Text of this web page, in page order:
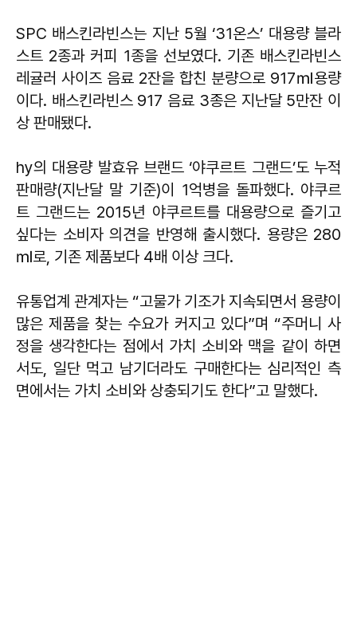
SPC 배스킨라빈스는 지난 5월 ‘31온스’ 대용량 블라
스트 2종과 커피 1종을 선보였다. 기존 배스킨라빈스
레귤러 사이즈 음료 2잔을 합친 분량으로 917㎖용량
이다. 배스킨라빈스 917 음료 3종은 지난달 5만잔 이
상 판매됐다.
hy의 대용량 발효유 브랜드 ‘야쿠르트 그랜드’도 누적
판매량(지난달 말 기준)이 1억병을 돌파했다. 야쿠르
트 그랜드는 2015년 야쿠르트를 대용량으로 즐기고
싶다는 소비자 의견을 반영해 출시했다. 용량은 280
㎖로, 기존 제품보다 4배 이상 크다.
유통업계 관계자는 “고물가 기조가 지속되면서 용량이
많은 제품을 찾는 수요가 커지고 있다”며 “주머니 사
정을 생각한다는 점에서 가치 소비와 맥을 같이 하면
서도, 일단 먹고 남기더라도 구매한다는 심리적인 측
면에서는 가치 소비와 상충되기도 한다”고 말했다.